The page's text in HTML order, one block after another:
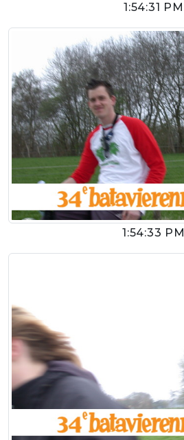
1:54:31 PM
1:54:33 PM